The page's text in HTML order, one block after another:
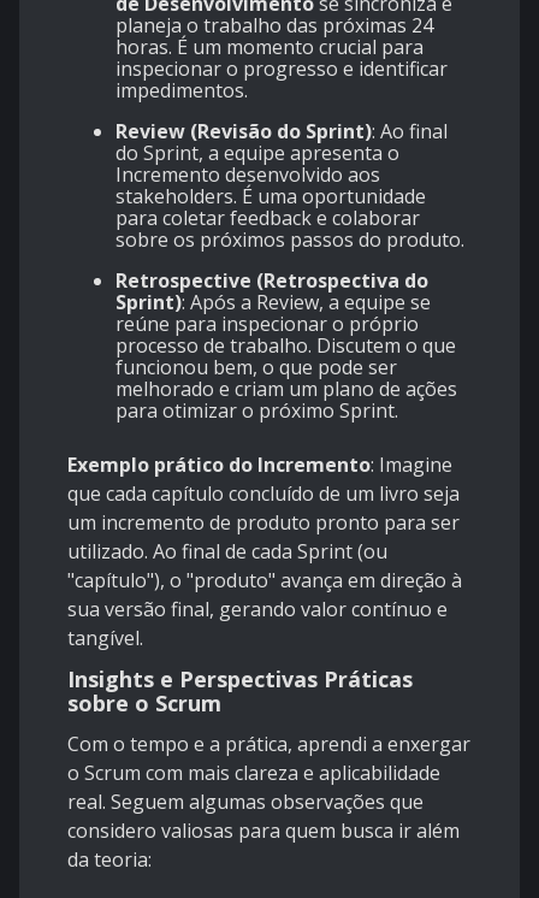
planeja o trabalho das próximas 24
horas. É um momento crucial para
inspecionar o progresso e identificar
impedimentos.
Review (Revisão do Sprint): Ao final
do Sprint, a equipe apresenta o
Incremento desenvolvido aos
stakeholders. É uma oportunidade
para coletar feedback e colaborar
sobre os próximos passos do produto.
Retrospective (Retrospectiva do
Sprint): Após a Review, a equipe se
reúne para inspecionar o próprio
processo de trabalho. Discutem o que
funcionou bem, o que pode ser
melhorado e criam um plano de ações
para otimizar o próximo Sprint.
Exemplo prático do Incremento: Imagine
que cada capítulo concluído de um livro seja
um incremento de produto pronto para ser
utilizado. Ao final de cada Sprint (ou
"capítulo"), o "produto" avança em direção à
sua versão final, gerando valor contínuo e
tangível.
Insights e Perspectivas Práticas
sobre o Scrum
Com o tempo e a prática, aprendi a enxergar
o Scrum com mais clareza e aplicabilidade
real. Seguem algumas observações que
considero valiosas para quem busca ir além
da teoria: